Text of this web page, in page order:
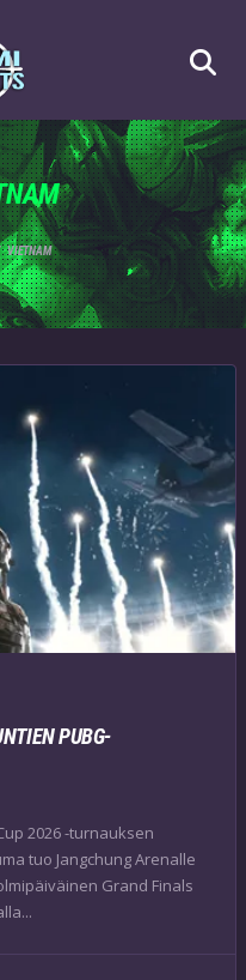
VIETNAM
PUBG-
2026 -turnauksen
tuo Jangchung Arenalle
Grand Finals